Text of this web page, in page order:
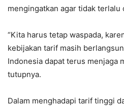
mengingatkan agar tidak terlalu
“Kita harus tetap waspada,
kebijakan tarif masih
Indonesia dapat terus menjaga
tutupnya.
Dalam menghadapi tarif tinggi